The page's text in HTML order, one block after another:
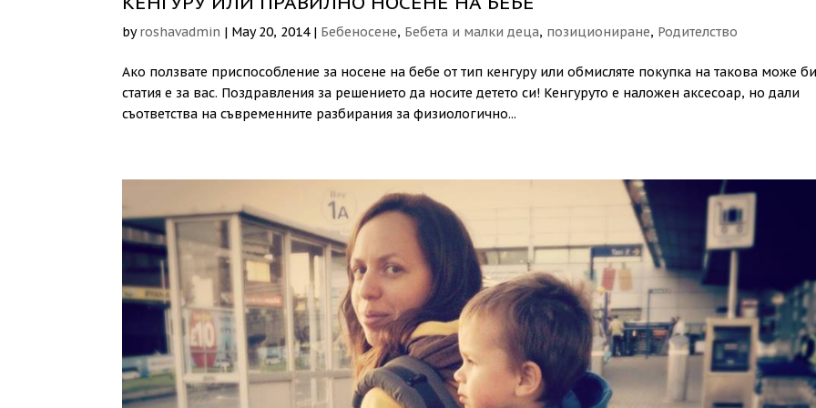
byroshavadmin | May 20, 2014| Бебеносене, Бебета и малки деца, позициониране, Родителство
Ако ползвате приспособление за носене на бебе от тип кенгуру или обмисляте покупка на такова може
статия е за вас. Поздравления за решението да носите детето си! Кенгуруто е наложен аксесоар, но дали
съответства на съвременните разбирания за физиологично...